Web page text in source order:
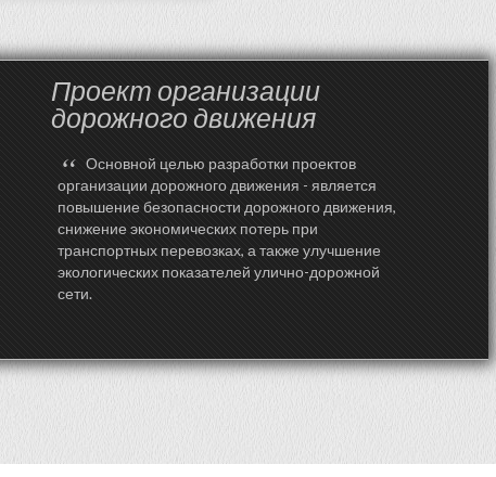
Проект организации
дорожного движения
“ Основной целью разработки проектов
организации дорожного движения - является
повышение безопасности дорожного движения,
снижение экономических потерь при
транспортных перевозках, а также улучшение
экологических показателей улично-дорожной
сети.